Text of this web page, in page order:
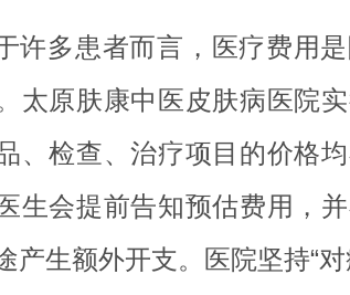
许多患者而言，医疗费用
太原肤康中医皮肤病医院
、检查、治疗项目的价格
生会提前告知预估费用，
产生额外开支。医院坚持“